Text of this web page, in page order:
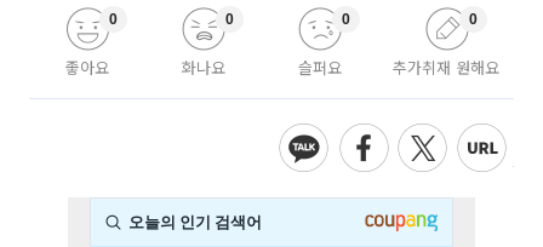
좋아요
0
화나요
0
슬퍼요
0
추가취재 원해요
0